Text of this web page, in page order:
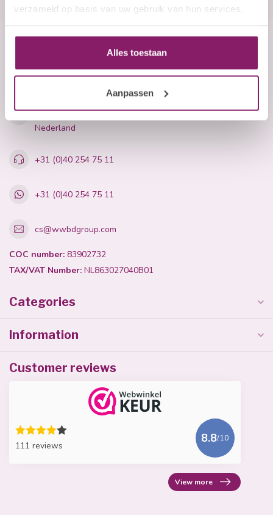
verzameld op basis van uw gebruik van hun services.
Alles toestaan
Aanpassen
Beauty Company
Nails and More
John F. Kennedylaan 21L
5555 XC Valkenswaard
Nederland
+31 (0)40 254 75 11
+31 (0)40 254 75 11
cs@wwbdgroup.com
COC number: 83902732
TAX/VAT Number: NL863027040B01
Categories
Information
Customer reviews
111 reviews
8.8/10
View more